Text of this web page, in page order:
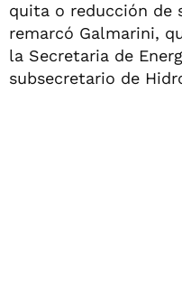
quita o reducción de
remarcó Galmarini,
la Secretaria de
subsecretario de